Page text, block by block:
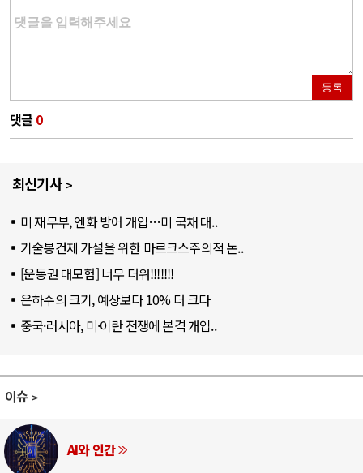
등록
댓글 0
최신기사
미 재무부, 엔화 방어 개입…미 국채 대..
기술봉건제 가설을 위한 마르크스주의적 논..
[운동권 대모험] 너무 더워!!!!!!!
은하수의 크기, 예상보다 10% 더 크다
중국·러시아, 미·이란 전쟁에 본격 개입..
이슈
AI와 인간